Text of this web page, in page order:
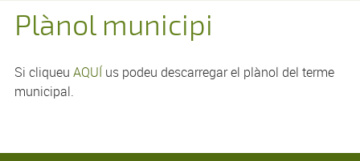
Plànol municipi
Si cliqueu AQUÍus podeu descarregar el plànol del terme
municipal.